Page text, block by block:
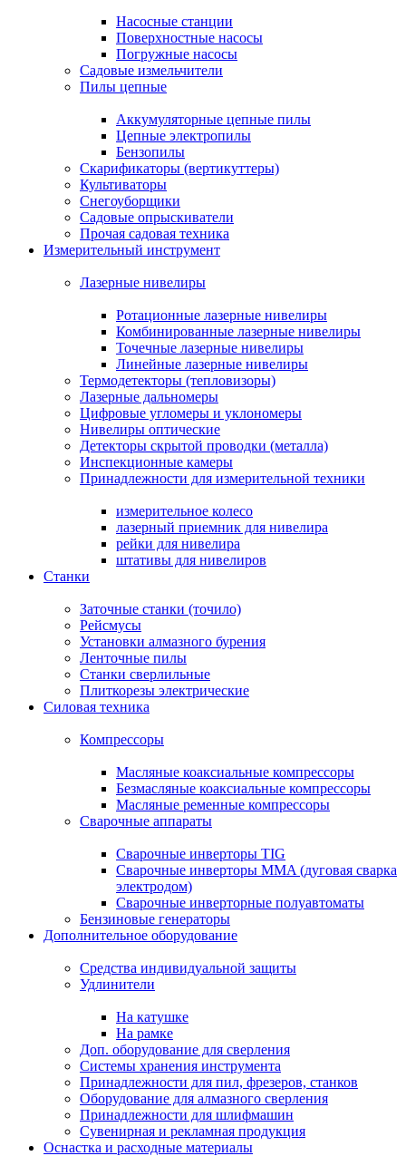
Насосные станции
Поверхностные насосы
Погружные насосы
Садовые измельчители
Пилы цепные
Аккумуляторные цепные пилы
Цепные электропилы
Бензопилы
Скарификаторы (вертикуттеры)
Культиваторы
Снегоуборщики
Садовые опрыскиватели
Прочая садовая техника
Измерительный инструмент
Лазерные нивелиры
Ротационные лазерные нивелиры
Комбинированные лазерные нивелиры
Точечные лазерные нивелиры
Линейные лазерные нивелиры
Термодетекторы (тепловизоры)
Лазерные дальномеры
Цифровые угломеры и уклономеры
Нивелиры оптические
Детекторы скрытой проводки (металла)
Инспекционные камеры
Принадлежности для измерительной техники
измерительное колесо
лазерный приемник для нивелира
рейки для нивелира
штативы для нивелиров
Станки
Заточные станки (точило)
Рейсмусы
Установки алмазного бурения
Ленточные пилы
Станки сверлильные
Плиткорезы электрические
Силовая техника
Компрессоры
Масляные коаксиальные компрессоры
Безмасляные коаксиальные компрессоры
Масляные ременные компрессоры
Сварочные аппараты
Сварочные инверторы TIG
Сварочные инверторы MMA (дуговая сварка
электродом)
Сварочные инверторные полуавтоматы
Бензиновые генераторы
Дополнительное оборудование
Средства индивидуальной защиты
Удлинители
На катушке
На рамке
Доп. оборудование для сверления
Системы хранения инструмента
Принадлежности для пил, фрезеров, станков
Оборудование для алмазного сверления
Принадлежности для шлифмашин
Сувенирная и рекламная продукция
Оснастка и расходные материалы